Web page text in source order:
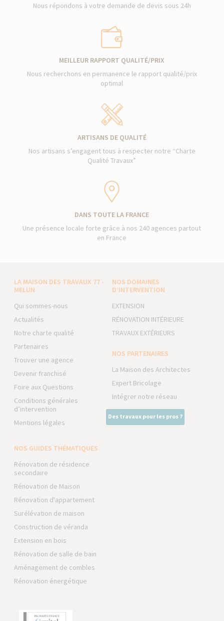
Nous répondons à votre demande de devis sous 24h
MEILLEUR RAPPORT QUALITÉ/PRIX
Nous recherchons en permanence le rapport qualité/prix
optimal
ARTISANS DE QUALITÉ
Nos artisans s’engagent tous à respecter notre “Charte
Qualité Travaux”
DANS TOUTE LA FRANCE
Une présence locale forte grâce à nos 240 agences partout
en France
LA MAISON DES TRAVAUX 77 -
MELUN
Qui sommes-nous
Actualités
Notre charte qualité
Partenaires
Trouver une agence
Devenir franchisé
Foire aux Questions
Conditions générales
d’intervention
Mentions légales
NOS DOMAINES
D’INTERVENTION
EXTENSION
RÉNOVATION INTÉRIEURE
TRAVAUX EXTÉRIEURS
NOS PARTENAIRES
La Maison des Architectes
Expert Bricolage
Intégrer notre réseau
Des travaux pour les pros ?
NOS GUIDES THÉMATIQUES
Rénovation de résidence
secondaire
Rénovation de Maison
Rénovation d'appartement
Surélévation de maison
Construction de véranda
Extension en bois
Rénovation de salle de bain
Aménagement de combles
Rénovation énergétique